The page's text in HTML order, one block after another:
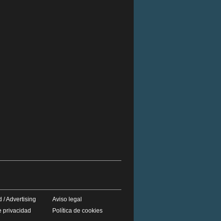
/ Advertising
privacidad
Aviso legal
Política de cookies